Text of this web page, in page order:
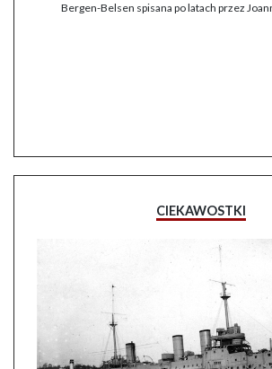
Bergen-Belsen spisana po latach przez
CIEKAWOSTKI